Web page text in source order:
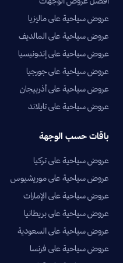
عروض سياحية على ماليزيا
عروض سياحية على المالديف
عروض سياحية على إندونيسيا
عروض سياحية على جورجيا
عروض سياحية على أذربيجان
عروض سياحية على تايلاند
باقات حسب الوجهة
عروض سياحية على تركيا
عروض سياحية على موريشيوس
عروض سياحية على الإمارات
عروض سياحية على بريطانيا
عروض سياحية على السعودية
عروض سياحية على فرنسا